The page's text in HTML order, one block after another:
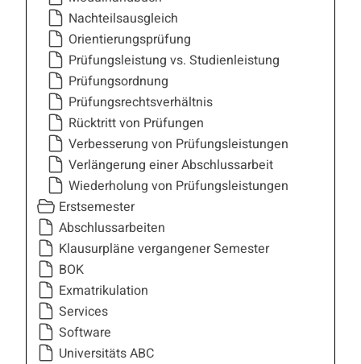
Nachteilsausgleich
Orientierungsprüfung
Prüfungsleistung vs. Studienleistung
Prüfungsordnung
Prüfungsrechtsverhältnis
Rücktritt von Prüfungen
Verbesserung von Prüfungsleistungen
Verlängerung einer Abschlussarbeit
Wiederholung von Prüfungsleistungen
Erstsemester
Abschlussarbeiten
Klausurpläne vergangener Semester
BOK
Exmatrikulation
Services
Software
Universitäts ABC